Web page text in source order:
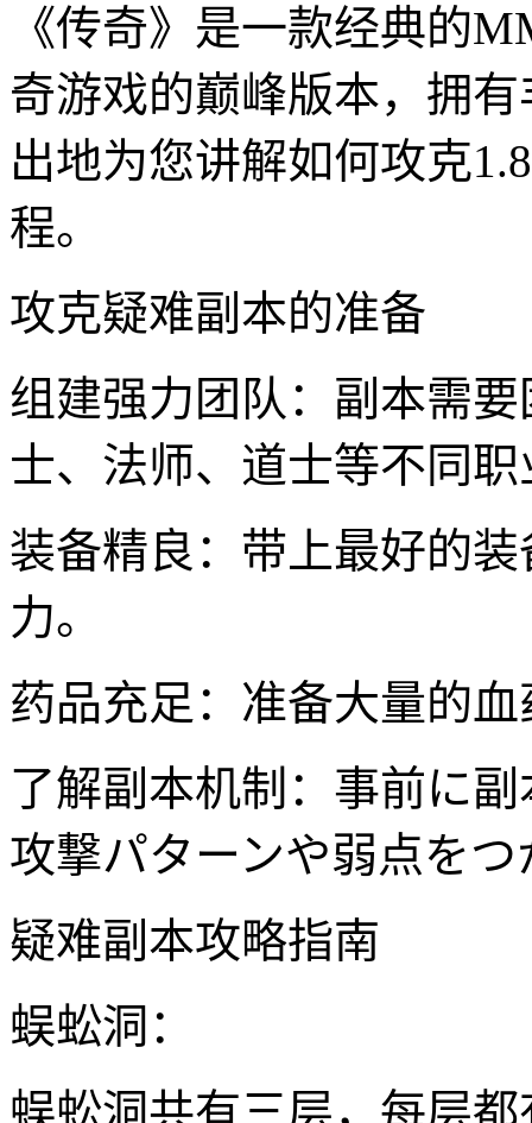
《传奇》是一款经典的
奇游戏的巅峰版本，拥
出地为您讲解如何攻克
程。
攻克疑难副本的准备
组建强力团队：副本需
士、法师、道士等不同职
装备精良：带上最好的
力。
药品充足：准备大量的
了解副本机制：事前に
攻撃パターンや弱点を
疑难副本攻略指南
蜈蚣洞：
蜈蚣洞共有三层，每层